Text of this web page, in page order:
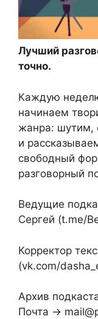
Лучший
точно.
Каждую
начинаем
жанра: шутим,
и
свободный
разговорный
Ведущие
Сергей (t.me/
Корректор
(vk.com/
Архив
Почта →